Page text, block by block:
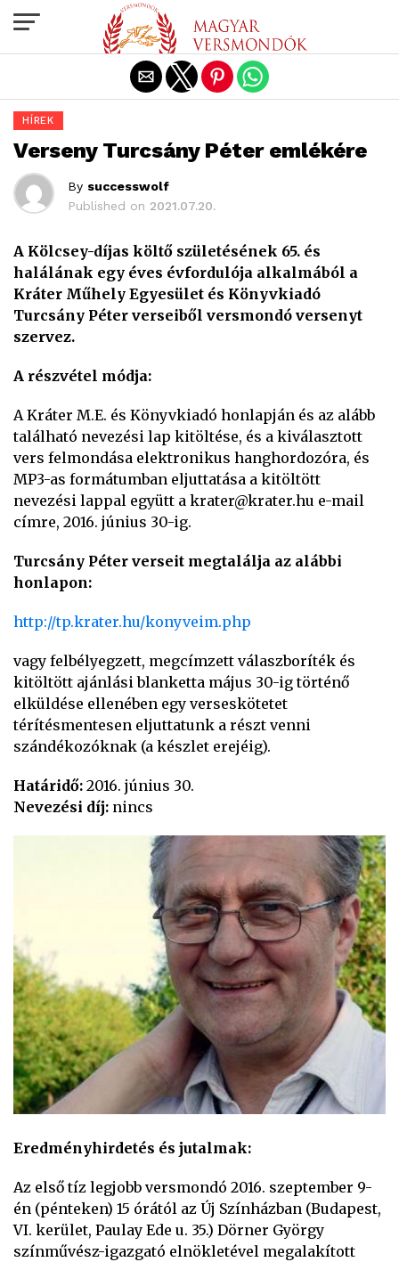
HÍREK
Verseny Turcsány Péter emlékére
By successwolf
Published on 2021.07.20.
A Kölcsey-díjas költő születésének 65. és
halálának egy éves évfordulója alkalmából a
Kráter Műhely Egyesület és Könyvkiadó
Turcsány Péter verseiből versmondó versenyt
szervez.
A részvétel módja:
A Kráter M.E. és Könyvkiadó honlapján és az alább
található nevezési lap kitöltése, és a kiválasztott
vers felmondása elektronikus hanghordozóra, és
MP3-as formátumban eljuttatása a kitöltött
nevezési lappal együtt a krater@krater.hu e-mail
címre, 2016. június 30-ig.
Turcsány Péter verseit megtalálja az alábbi
honlapon:
http://tp.krater.hu/konyveim.php
vagy felbélyegzett, megcímzett válaszboríték és
kitöltött ajánlási blanketta május 30-ig történő
elküldése ellenében egy verseskötetet
térítésmentesen eljuttatunk a részt venni
szándékozóknak (a készlet erejéig).
Határidő: 2016. június 30.
Nevezési díj: nincs
Eredményhirdetés és jutalmak:
Az első tíz legjobb versmondó 2016. szeptember 9-
én (pénteken) 15 órától az Új Színházban (Budapest,
VI. kerület, Paulay Ede u. 35.) Dörner György
színművész-igazgató elnökletével megalakított
Exit mobile version